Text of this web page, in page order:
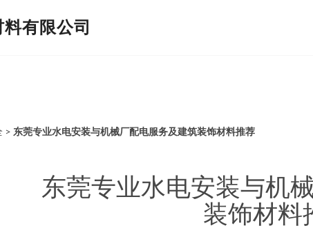
有限公司
> 东莞专业水电安装与机械厂配电服务及建筑装饰材料推荐
东莞专业水电安装与机
装饰材料